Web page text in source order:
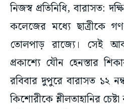
নিজস্ব প্রতিনিধি, বারাসত:
কলেজের মধ্যে ছাত্রীকে
তোলপাড় রাজ্যে। সেই
প্রকাশ্যে যৌন হেনস্তার
রবিবার দুপুরে বারাসত ১২
কিশোরীকে শ্লীলতাহানির